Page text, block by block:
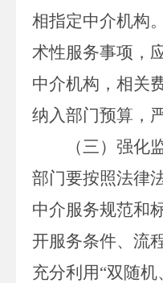
相指定中介机构
术性服务事项，
中介机构，相关
纳入部门预算，
（三）强化
部门要按照法律
中介服务规范和
开服务条件、流
充分利用“双随机